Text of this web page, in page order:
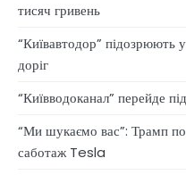
тисяч гривень
“Київавтодор” підозрюють
доріг
“Київводоканал” перейде
“Ми шукаємо вас”: Трамп
саботаж Tesla